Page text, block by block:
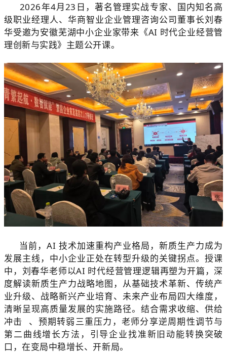
2026年4月23日， 著名管理实战专家、国内知名高
级职业经理人、华商智业企业管理咨询公司董事长刘春
华受邀为安徽芜湖中小企业家带来 《AI 时代企业经营管
理创新与实践》主题公开课。
当前，AI 技术加速重构产业格局，新质生产力成为
发展主线，中小企业正处在转型升级的关键拐点。授课
中，刘春华老师以AI 时代经营管理逻辑再塑为开篇，深
度解读新质生产力战略地图，从基础技术革新、传统产
业升级、战略新兴产业培育、未来产业布局四大维度，
清晰呈现高质量发展的实施路径。结合需求收缩、供给
冲击
、预期转弱三重压力，老师分享逆周期性调节与
第二曲线增长方法，引导企业找准新旧动能转换突破
口，在变局中稳增长、开新局。